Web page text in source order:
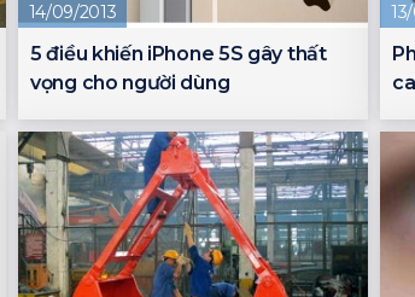
14/09/2013
5 điều khiến iPhone 5S gây thất
vọng cho người dùng